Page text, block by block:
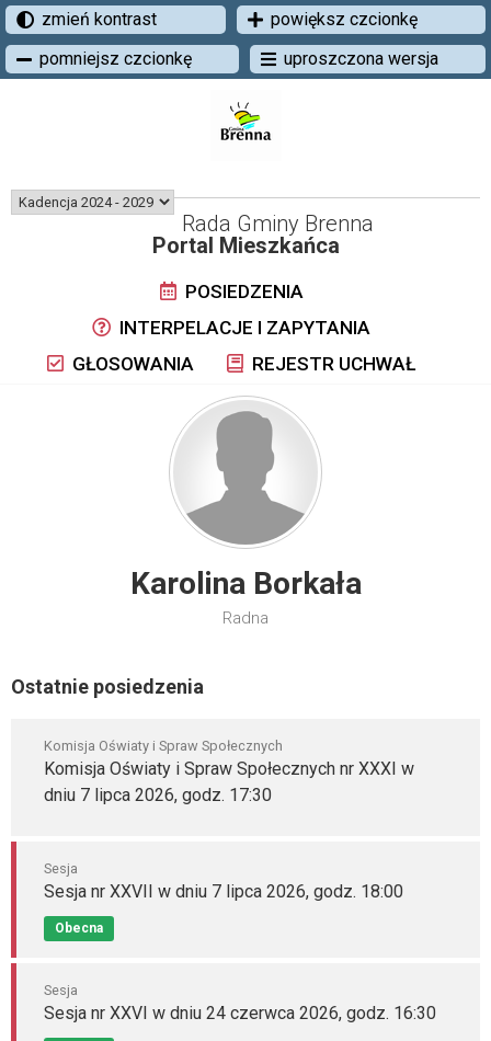
zmień kontrast
powiększ czcionkę
pomniejsz czcionkę
uproszczona wersja
Rada Gminy Brenna
Portal Mieszkańca
POSIEDZENIA
INTERPELACJE I ZAPYTANIA
GŁOSOWANIA
REJESTR UCHWAŁ
Karolina Borkała
Radna
Ostatnie posiedzenia
Komisja Oświaty i Spraw Społecznych
Komisja Oświaty i Spraw Społecznych nr XXXI w
dniu 7 lipca 2026, godz. 17:30
Sesja
Sesja nr XXVII w dniu 7 lipca 2026, godz. 18:00
Obecna
Sesja
Sesja nr XXVI w dniu 24 czerwca 2026, godz. 16:30